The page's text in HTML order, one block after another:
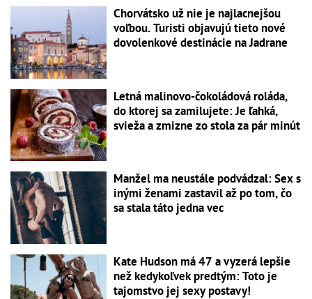
Chorvátsko už nie je najlacnejšou
voľbou. Turisti objavujú tieto nové
dovolenkové destinácie na Jadrane
Letná malinovo-čokoládová roláda,
do ktorej sa zamilujete: Je ľahká,
svieža a zmizne zo stola za pár minút
Manžel ma neustále podvádzal: Sex s
inými ženami zastavil až po tom, čo
sa stala táto jedna vec
Kate Hudson má 47 a vyzerá lepšie
než kedykoľvek predtým: Toto je
tajomstvo jej sexy postavy!